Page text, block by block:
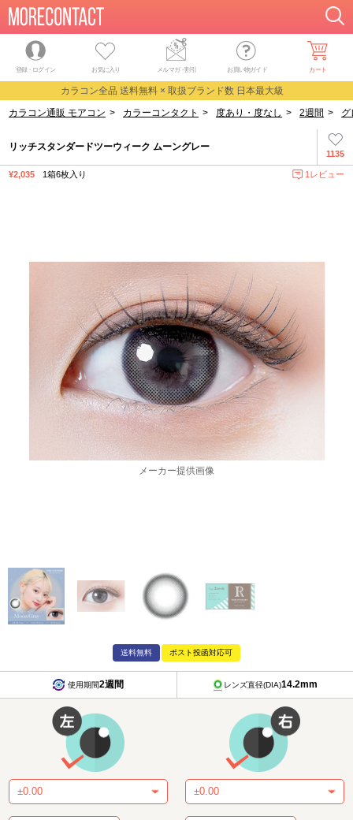
登録・ログイン お気に入り メルマガ・割引 お買い物ガイド カート
カラコン全品 送料無料 × 取扱ブランド数 日本最大級
カラコン通販 モアコン > カラーコンタクト > 度あり・度なし > 2週間 > グ
1135
リッチスタンダードツーウィーク ムーングレー
¥2,035 1箱6枚入り 1レビュー
送料無料 ポスト投函対応可
使用期間2週間 レンズ直径(DIA)14.2mm